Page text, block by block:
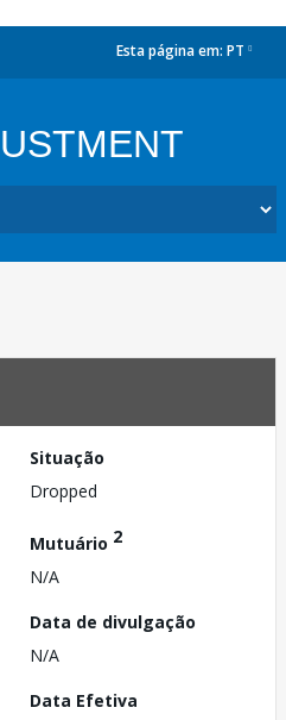
Esta página em: PT
Situação
Dropped
Mutuário 2
N/A
Data de divulgação
N/A
Data Efetiva